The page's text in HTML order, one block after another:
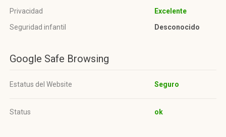
Privacidad
Excelente
Seguridad infantil
Desconocido
Google Safe Browsing
Estatus del Website Seguro
Status ok